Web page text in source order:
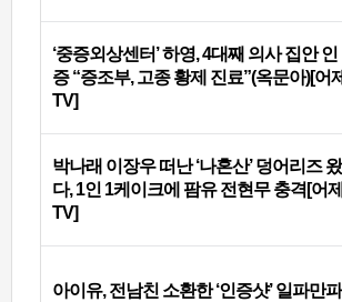
‘중증외상센터’ 하영, 4대째 의사 집안 인
증 “증조부, 고종 황제 진료”(옥문아)[어제
TV]
박나래 이장우 떠난 ‘나혼산’ 덩어리즈 왔
다, 1인 1케이크에 팜유 전현무 충격[어제
TV]
아이유, 전남친 소환한 ‘인증샷’ 일파만파